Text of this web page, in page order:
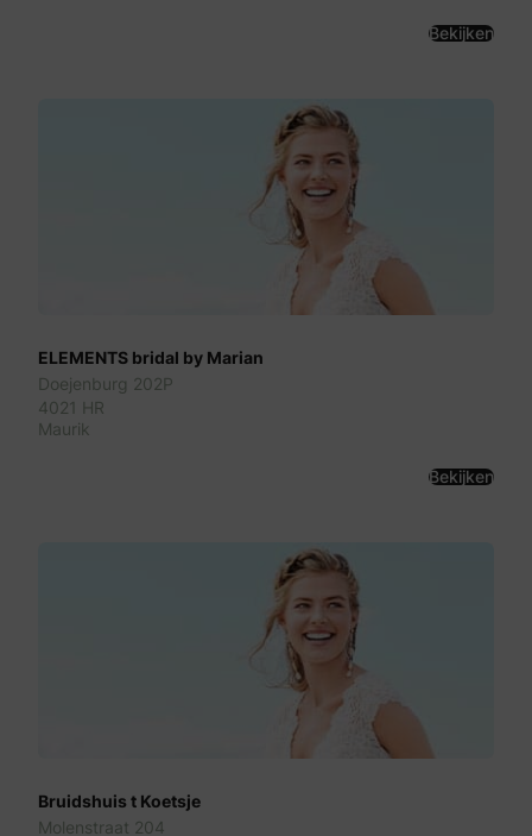
Bekijken
ELEMENTS bridal by Marian
Doejenburg 202P
4021 HR
Maurik
Bekijken
Bruidshuis t Koetsje
Molenstraat 204